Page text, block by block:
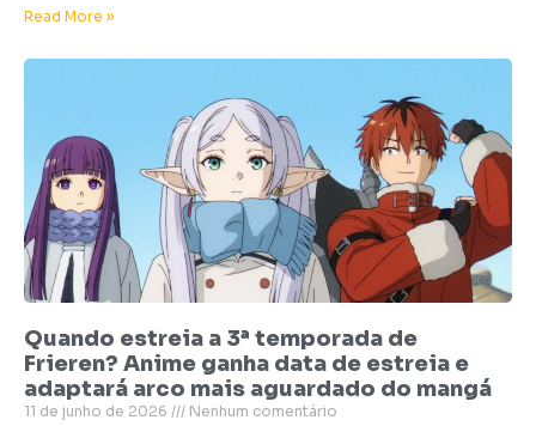
Read More »
Quando estreia a 3ª temporada de
Frieren? Anime ganha data de estreia e
adaptará arco mais aguardado do mangá
11 de junho de 2026 Nenhum comentário